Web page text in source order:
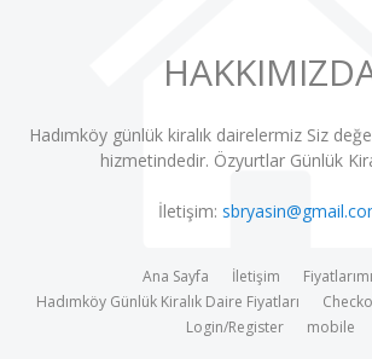
Hadımköy günlük kiralık dairelermiz Siz
hizmetindedir. Özyurtlar Günlük
İletişim:
Ana Sayfa İletişim
Hadımköy Günlük Kiralık Daire Fiyatları
Login/Register
mobile